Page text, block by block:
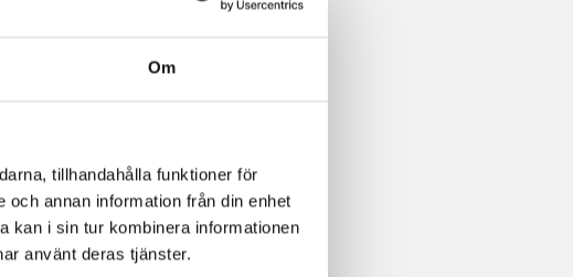
Om
tillhandahålla funktioner för
annan information från din enhet
kan i sin tur kombinera informationen
använt deras tjänster.